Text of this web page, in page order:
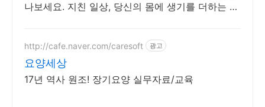
나보세요. 지친 일상, 당신의 몸에 생기를 더하는 건
http://cafe.naver.com/caresoft 광고
요양세상
17년 역사 원조! 장기요양 실무자료/교육